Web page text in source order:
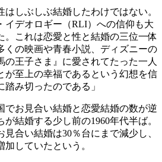
はしぶしぶ結婚したわけではない。
イデオロギー（RLI）への信仰も大
。これは恋愛と性と結婚の三位一体
くの映画や青春小説、ディズニーの
の王子さま』に愛されてたった一人
が至上の幸福であるという幻想を信
み切ったのである」
お見合い結婚と恋愛結婚の数が逆
結婚する少し前の1960年代半ば。
合い結婚は30％台にまで減少し、
していたという。